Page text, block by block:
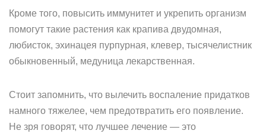
Кроме того, повысить иммунитет и укрепить организм
помогут такие растения как крапива двудомная,
любисток, эхинацея пурпурная, клевер, тысячелистник
обыкновенный, медуница лекарственная.
Стоит запомнить, что вылечить воспаление придатков
намного тяжелее, чем предотвратить его появление.
Не зря говорят, что лучшее лечение — это